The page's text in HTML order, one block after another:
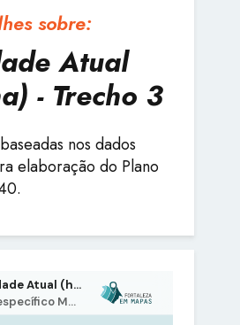
sobre:
Atual
- Trecho 3
nos dados
elaboração do Plano